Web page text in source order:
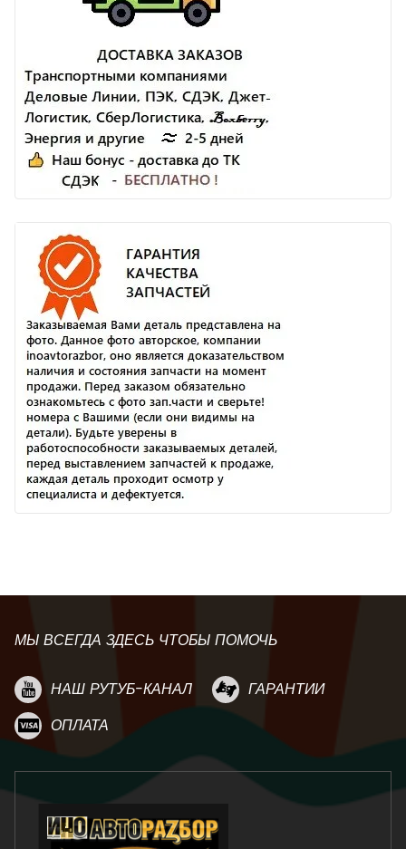
МЫ ВСЕГДА ЗДЕСЬ ЧТОБЫ ПОМОЧЬ
НАШ РУТУБ-КАНАЛ
ГАРАНТИИ
ОПЛАТА